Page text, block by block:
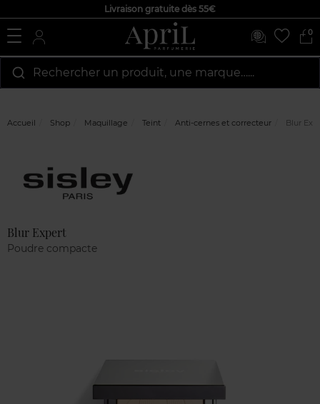
Livraison gratuite dès 55€
0
Rechercher un produit, une marque…...
Accueil Shop Maquillage Teint Anti-cernes et correcteur Blur
Blur Expert
Poudre compacte